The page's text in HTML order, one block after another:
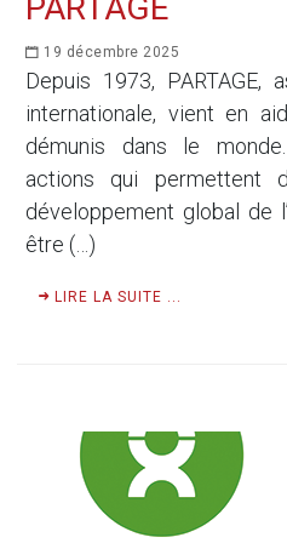
19 décembre 2025
Depuis 1973, PARTAGE,
internationale, vient en
démunis dans le
actions qui permettent
développement global de
être (…)
LIRE LA SUITE ...